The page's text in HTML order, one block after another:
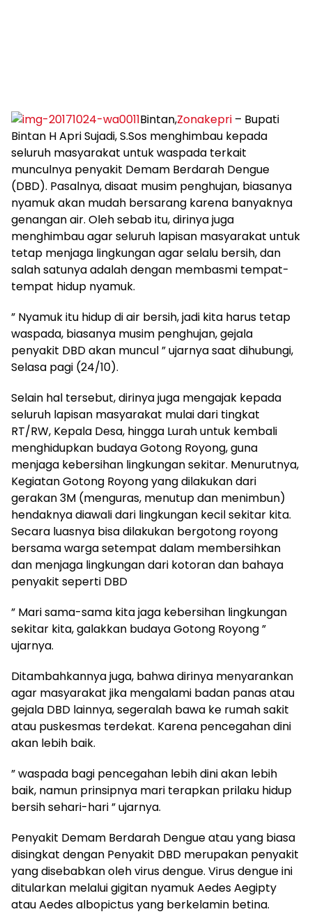
Bintan,Zonakepri – Bupati
Bintan H Apri Sujadi, S.Sos menghimbau kepada
seluruh masyarakat untuk waspada terkait
munculnya penyakit Demam Berdarah Dengue
(DBD). Pasalnya, disaat musim penghujan, biasanya
nyamuk akan mudah bersarang karena banyaknya
genangan air. Oleh sebab itu, dirinya juga
menghimbau agar seluruh lapisan masyarakat untuk
tetap menjaga lingkungan agar selalu bersih, dan
salah satunya adalah dengan membasmi tempat-
tempat hidup nyamuk.
” Nyamuk itu hidup di air bersih, jadi kita harus tetap
waspada, biasanya musim penghujan, gejala
penyakit DBD akan muncul ” ujarnya saat dihubungi,
Selasa pagi (24/10).
Selain hal tersebut, dirinya juga mengajak kepada
seluruh lapisan masyarakat mulai dari tingkat
RT/RW, Kepala Desa, hingga Lurah untuk kembali
menghidupkan budaya Gotong Royong, guna
menjaga kebersihan lingkungan sekitar. Menurutnya,
Kegiatan Gotong Royong yang dilakukan dari
gerakan 3M (menguras, menutup dan menimbun)
hendaknya diawali dari lingkungan kecil sekitar kita.
Secara luasnya bisa dilakukan bergotong royong
bersama warga setempat dalam membersihkan
dan menjaga lingkungan dari kotoran dan bahaya
penyakit seperti DBD
” Mari sama-sama kita jaga kebersihan lingkungan
sekitar kita, galakkan budaya Gotong Royong ”
ujarnya.
Ditambahkannya juga, bahwa dirinya menyarankan
agar masyarakat jika mengalami badan panas atau
gejala DBD lainnya, segeralah bawa ke rumah sakit
atau puskesmas terdekat. Karena pencegahan dini
akan lebih baik.
” waspada bagi pencegahan lebih dini akan lebih
baik, namun prinsipnya mari terapkan prilaku hidup
bersih sehari-hari ” ujarnya.
Penyakit Demam Berdarah Dengue atau yang biasa
disingkat dengan Penyakit DBD merupakan penyakit
yang disebabkan oleh virus dengue. Virus dengue ini
ditularkan melalui gigitan nyamuk Aedes Aegipty
atau Aedes albopictus yang berkelamin betina.